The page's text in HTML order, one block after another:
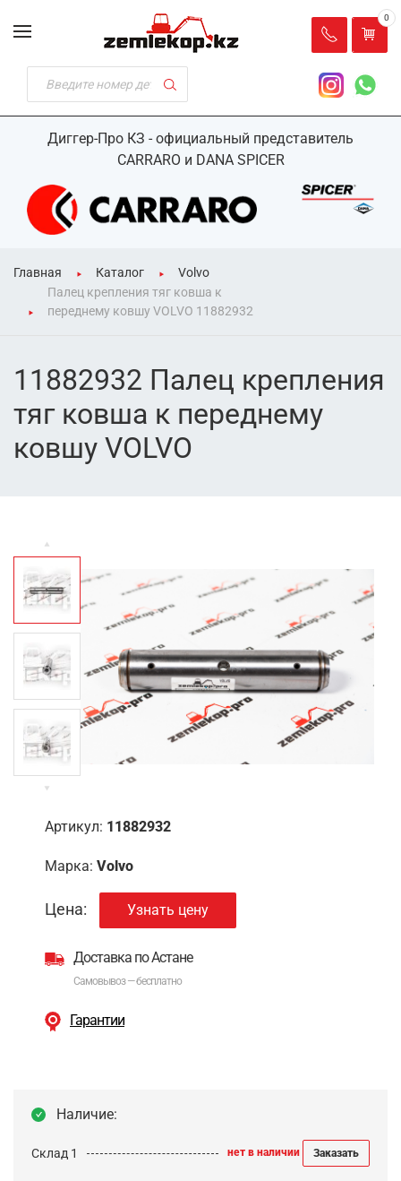
Диггер-Про КЗ - официальный представитель
CARRARO и DANA SPICER
0
Главная Каталог
Volvo
Палец крепления тяг ковша к
переднему ковшу VOLVO 11882932
11882932 Палец крепления
тяг ковша к переднему
ковшу VOLVO
Артикул: 11882932
Марка: Volvo
Цена: Узнать цену
Доставка по Астане
Самовывоз — бесплатно
Гарантии
Наличие:
Склад 1 нет в наличии Заказать